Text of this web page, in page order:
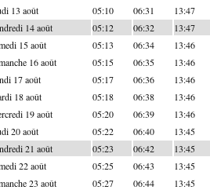
13 août 05:10 06:31 13:47
14 août 05:12 06:32 13:47
15 août 05:13 06:34 13:46
16 août 05:15 06:35 13:46
17 août 05:17 06:36 13:46
18 août 05:18 06:38 13:46
19 août 05:20 06:39 13:46
20 août 05:22 06:40 13:45
21 août 05:23 06:42 13:45
22 août 05:25 06:43 13:45
23 août 05:27 06:44 13:45